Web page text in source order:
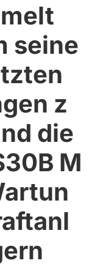
seine
z
die
M